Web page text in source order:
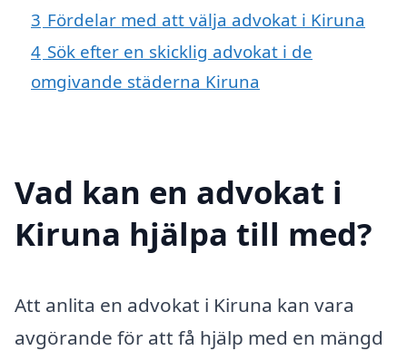
3 Fördelar med att välja advokat i Kiruna
4 Sök efter en skicklig advokat i de
omgivande städerna Kiruna
Vad kan en advokat i
Kiruna hjälpa till med?
Att anlita en advokat i Kiruna kan vara
avgörande för att få hjälp med en mängd